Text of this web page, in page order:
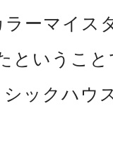
ーマイス
というこ
ックハウ